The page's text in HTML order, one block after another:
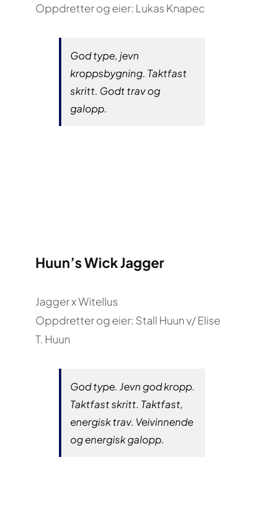
Oppdretter og eier: Lukas Knapec
God type, jevn
kroppsbygning. Taktfast
skritt. Godt trav og
galopp.
Huun’s Wick Jagger
Jagger x Witellus
Oppdretter og eier: Stall Huun v/ Elise
T. Huun
God type. Jevn god kropp.
Taktfast skritt. Taktfast,
energisk trav. Veivinnende
og energisk galopp.